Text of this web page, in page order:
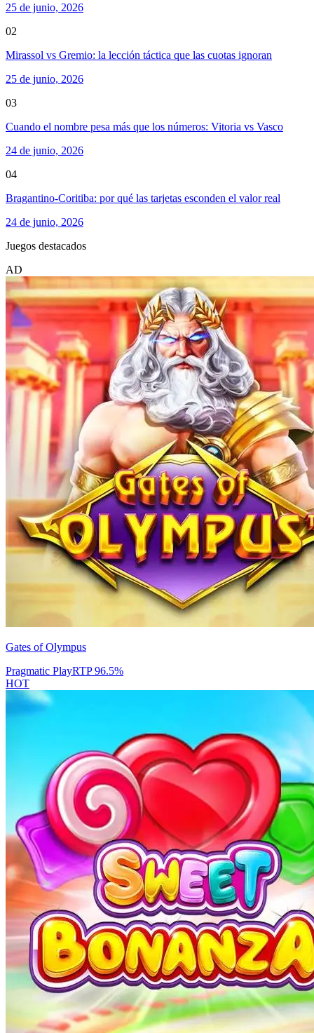
25 de junio, 2026
02
Mirassol vs Gremio: la lección táctica que las cuotas ignoran
25 de junio, 2026
03
Cuando el nombre pesa más que los números: Vitoria vs Vasco
24 de junio, 2026
04
Bragantino-Coritiba: por qué las tarjetas esconden el valor real
24 de junio, 2026
Juegos destacados
AD
Gates of Olympus
Pragmatic PlayRTP96.5%
HOT